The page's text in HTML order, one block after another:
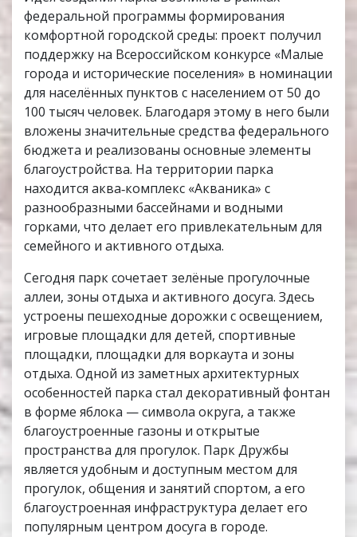
федеральной программы формирования
комфортной городской среды: проект получил
поддержку на Всероссийском конкурсе «Малые
города и исторические поселения» в номинации
для населённых пунктов с населением от 50 до
100 тысяч человек. Благодаря этому в него были
вложены значительные средства федерального
бюджета и реализованы основные элементы
благоустройства. На территории парка
находится аква‑комплекс «Акваника» с
разнообразными бассейнами и водными
горками, что делает его привлекательным для
семейного и активного отдыха.
Сегодня парк сочетает зелёные прогулочные
аллеи, зоны отдыха и активного досуга. Здесь
устроены пешеходные дорожки с освещением,
игровые площадки для детей, спортивные
площадки, площадки для воркаута и зоны
отдыха. Одной из заметных архитектурных
особенностей парка стал декоративный фонтан
в форме яблока — символа округа, а также
благоустроенные газоны и открытые
пространства для прогулок. Парк Дружбы
является удобным и доступным местом для
прогулок, общения и занятий спортом, а его
благоустроенная инфраструктура делает его
популярным центром досуга в городе.